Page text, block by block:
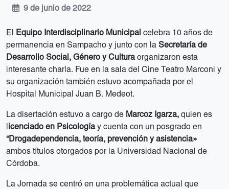
9 de junio de 2022
El Equipo Interdisciplinario Municipal celebra 10 años de
permanencia en Sampacho y junto con la Secretaría de
Desarrollo Social, Género y Culturaorganizaron esta
interesante charla. Fue en la sala del Cine Teatro Marconi y
su organización también estuvo acompañada por el
Hospital Municipal Juan B. Medeot.
La disertación estuvo a cargo de Marcoz Igarza, quien es
icenciado en Psicologíay cuenta con un posgrado en
“Drogadependencia, teoría, prevención y asistencia»
ambos títulos otorgados por la Universidad Nacional de
Córdoba.
La Jornada se centró en una problemática actual que